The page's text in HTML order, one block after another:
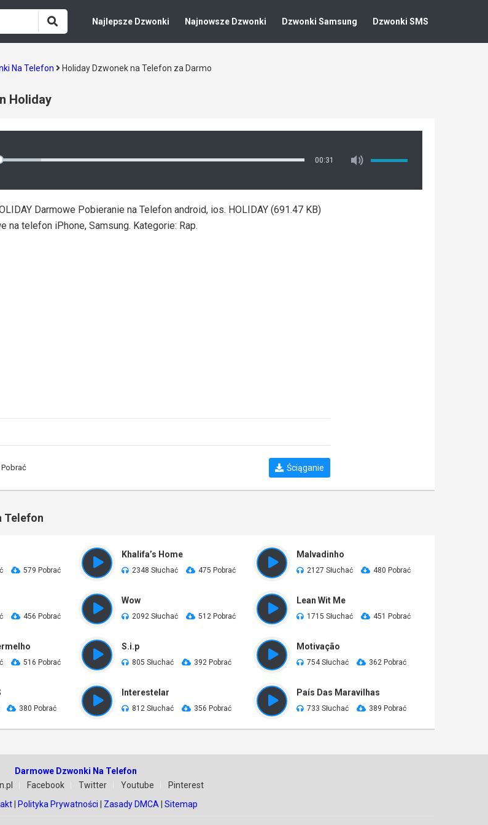
Najlepsze Dzwonki Najnowsze Dzwonki Dzwonki Samsung Dzwonki SMS
Na Telefon Holiday Dzwonek na Telefon za Darmo
Holiday
00:31
Darmowe Pobieranie na Telefon android, ios. HOLIDAY (691.47 KB)
na telefon iPhone, Samsung. Kategorie: Rap.
Pobrać Ściąganie
Telefon
579 Pobrać
Khalifa’s Home
2348 Słuchać 475 Pobrać
Malvadinho
2127 Słuchać 480 Pobrać
456 Pobrać
Wow
2092 Słuchać 512 Pobrać
Lean Wit Me
1715 Słuchać 451 Pobrać
516 Pobrać
S.i.p
805 Słuchać 392 Pobrać
Motivação
754 Słuchać 362 Pobrać
380 Pobrać
Interestelar
812 Słuchać 356 Pobrać
País Das Maravilhas
733 Słuchać 389 Pobrać
Darmowe Dzwonki Na Telefon
Facebook Twitter Youtube
Pinterest
| Polityka Prywatności Zasady DMCA Sitemap